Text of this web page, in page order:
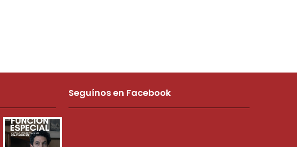
Seguínos en Facebook